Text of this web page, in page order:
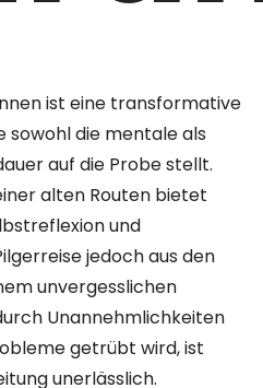
ist eine transformative
sowohl die mentale als
auf die Probe stellt.
alten Routen bietet
und
jedoch aus den
unvergesslichen
Unannehmlichkeiten
getrübt wird, ist
unerlässlich.